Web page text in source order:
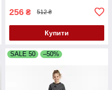
256 ₴ 512 ₴
Купити
SALE 50 –50%